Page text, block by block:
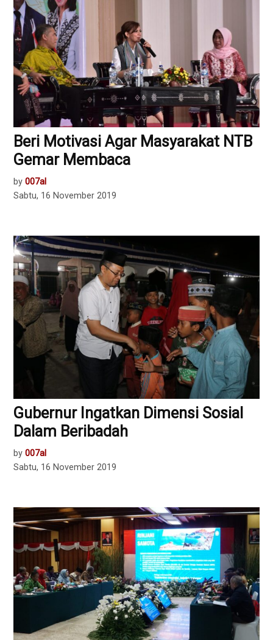
Beri Motivasi Agar Masyarakat NTB
Gemar Membaca
by 007al
Sabtu, 16 November 2019
Gubernur Ingatkan Dimensi Sosial
Dalam Beribadah
by 007al
Sabtu, 16 November 2019